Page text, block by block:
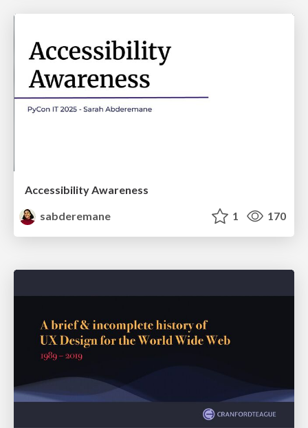
Accessibility Awareness
sabderemane
1 170